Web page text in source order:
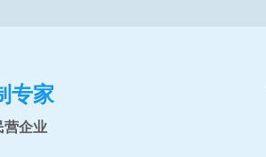
专家
营企业